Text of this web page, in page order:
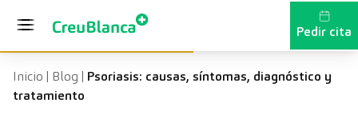
Pedir cita
Inicio | Blog | Psoriasis: causas, síntomas, diagnóstico y
tratamiento